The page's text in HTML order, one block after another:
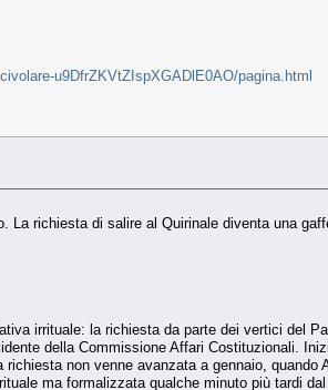
u9DfrZKVtZIspXGADlE0AO/pagina.html
La richiesta di salire al Quirinale diventa una
irrituale: la richiesta da parte dei vertici del
della Commissione Affari Costituzionali.
non venne avanzata a gennaio,
ma formalizzata qualche minuto più tardi